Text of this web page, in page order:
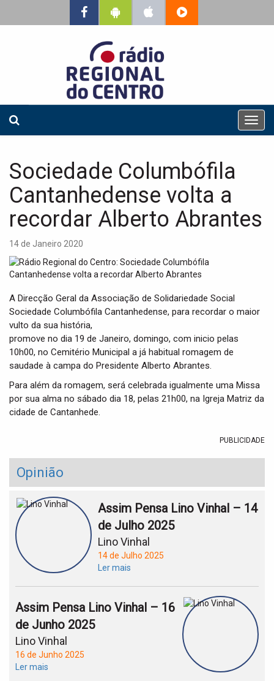
T
o
v
n
Sociedade Columbófila
Cantanhedense volta a
recordar Alberto Abrantes
14 de Janeiro 2020
A Direcção Geral da Associação de Solidariedade Social
Sociedade Columbófila Cantanhedense, para recordar o maior
vulto da sua história,
promove no dia 19 de Janeiro, domingo, com inicio pelas
10h00, no Cemitério Municipal a já habitual romagem de
saudade à campa do Presidente Alberto Abrantes.
Para além da romagem, será celebrada igualmente uma Missa
por sua alma no sábado dia 18, pelas 21h00, na Igreja Matriz da
cidade de Cantanhede.
PUBLICIDADE
Opinião
Assim Pensa Lino Vinhal – 14
de Julho 2025
Lino Vinhal
14 de Julho 2025
Ler mais
Assim Pensa Lino Vinhal – 16
de Junho 2025
Lino Vinhal
16 de Junho 2025
Ler mais